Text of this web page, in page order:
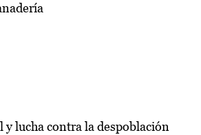
lucha contra la despoblación